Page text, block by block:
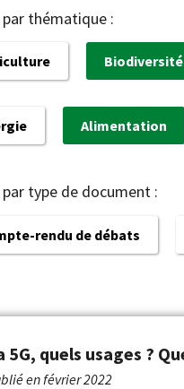
thématique :
Biodiversité
Alimentation
type de document :
rendu de débats
5G, quels usages ?
enfévrier 2022